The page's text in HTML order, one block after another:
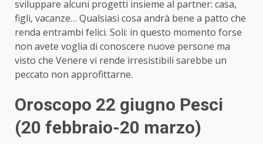
sviluppare alcuni progetti insieme al partner: casa,
figli, vacanze… Qualsiasi cosa andrà bene a patto che
renda entrambi felici. Soli: in questo momento forse
non avete voglia di conoscere nuove persone ma
visto che Venere vi rende irresistibili sarebbe un
peccato non approfittarne.
Oroscopo 22 giugno Pesci
(20 febbraio-20 marzo)